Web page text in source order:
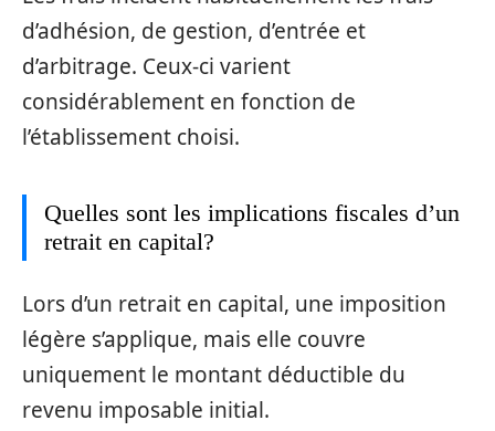
d’adhésion, de gestion, d’entrée et
d’arbitrage. Ceux-ci varient
considérablement en fonction de
l’établissement choisi.
Quelles sont les implications fiscales d’un
retrait en capital?
Lors d’un retrait en capital, une imposition
légère s’applique, mais elle couvre
uniquement le montant déductible du
revenu imposable initial.